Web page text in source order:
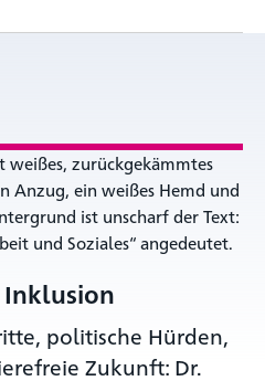
politische Hürden,
Zukunft: Dr.